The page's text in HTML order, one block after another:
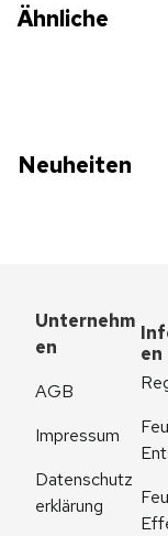
Ähnliche
Neuheiten
Unternehm
en
AGB
Impressum
Datenschutz
erklärung
en